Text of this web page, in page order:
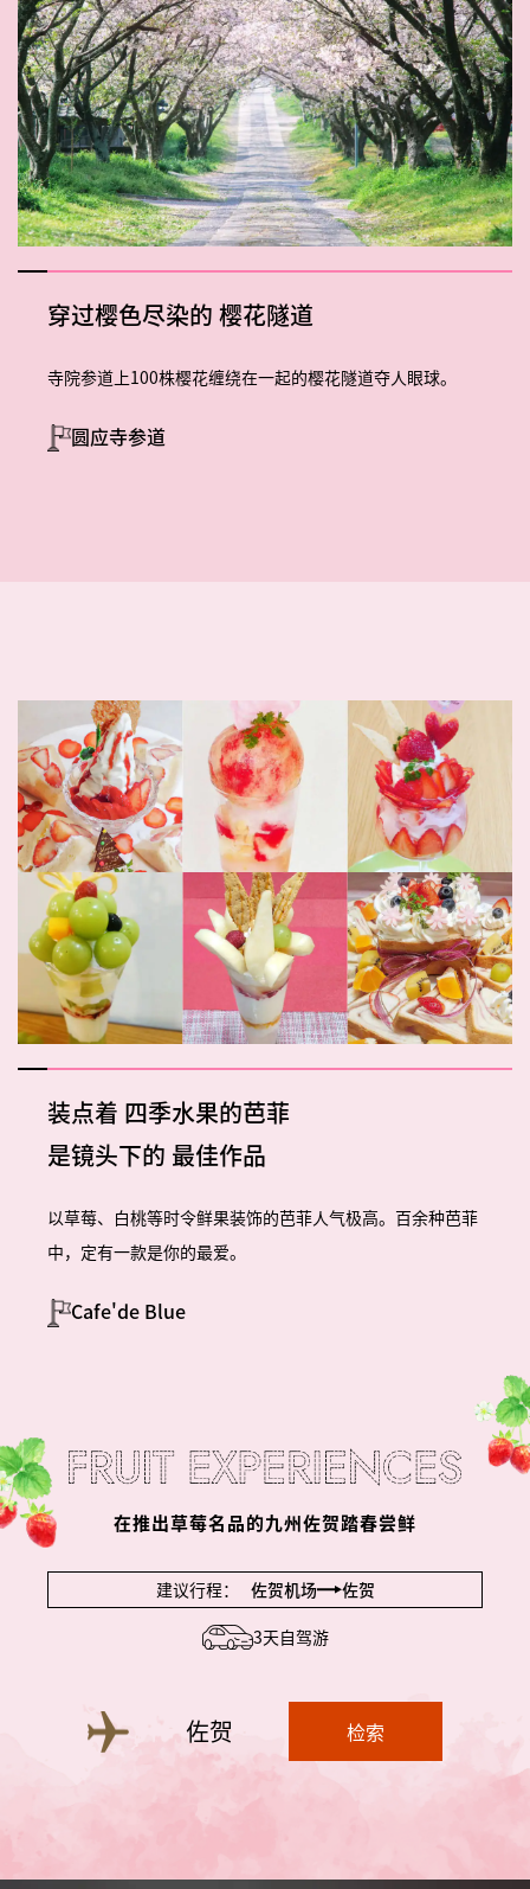
穿过樱色尽染的 樱花隧道
寺院参道上100株樱花缠绕在一起的樱花隧道夺人眼球。
圆应寺参道
装点着 四季水果的芭菲
是镜头下的 最佳作品
以草莓、白桃等时令鲜果装饰的芭菲人气极高。百余种芭菲
中，定有一款是你的最爱。
Cafe'de Blue
在推出草莓名品的九州佐贺踏春尝鲜
建议行程： 佐贺机场
佐贺
3天自驾游
佐贺 检索